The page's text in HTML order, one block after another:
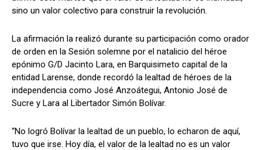
sino un valor colectivo para construir la revolución.
La afirmación la realizó durante su participación como orador
de orden en la Sesión solemne por el natalicio del héroe
epónimo G/D Jacinto Lara, en Barquisimeto capital de la
entidad Larense, donde recordó la lealtad de héroes de la
independencia como José Anzoátegui, Antonio José de
Sucre y Lara al Libertador Simón Bolívar.
“No logró Bolívar la lealtad de un pueblo, lo echaron de aquí,
tuvo que irse. Hoy día, el valor de la lealtad no es un valor